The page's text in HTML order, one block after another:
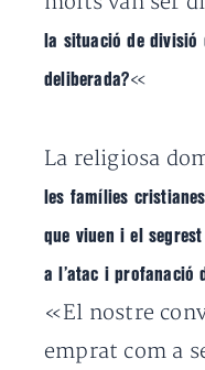
la situació de divisió
deliberada?«
La religiosa
les famílies
que viuen i el
a l’atac i profanació
«El nostre
emprat com a